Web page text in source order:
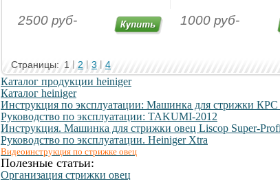
2500 руб- 1000 руб-
Страницы: 1 2 3 4
Каталог продукции heiniger
Каталог heiniger
Инструкция по эксплуатации: Машинка для стрижки
Руководство по эксплуатации: TAKUMI-2012
Инструкция. Машинка для стрижки овец Liscop Super-
Руководство по эксплуатации. Heiniger Xtra
Видеоинструкция по стрижке овец
Полезные статьи:
Организация стрижки овец